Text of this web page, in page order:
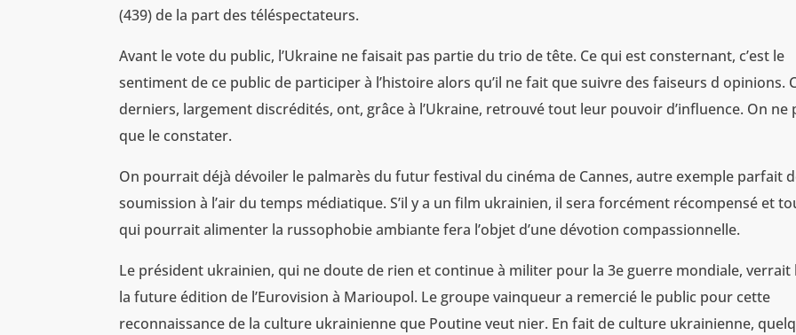
(439) de la part des téléspectateurs.
Avant le vote du public, l’Ukraine ne faisait pas partie du trio de tête. Ce qui est consternant, c’est le
sentiment de ce public de participer à l’histoire alors qu’il ne fait que suivre des faiseurs d opinions.
derniers, largement discrédités, ont, grâce à l’Ukraine, retrouvé tout leur pouvoir d’influence. On ne
que le constater.
On pourrait déjà dévoiler le palmarès du futur festival du cinéma de Cannes, autre exemple parfait
soumission à l’air du temps médiatique. S’il y a un film ukrainien, il sera forcément récompensé et
qui pourrait alimenter la russophobie ambiante fera l’objet d’une dévotion compassionnelle.
Le président ukrainien, qui ne doute de rien et continue à militer pour la 3e guerre mondiale, verrait
la future édition de l’Eurovision à Marioupol. Le groupe vainqueur a remercié le public pour cette
reconnaissance de la culture ukrainienne que Poutine veut nier. En fait de culture ukrainienne,